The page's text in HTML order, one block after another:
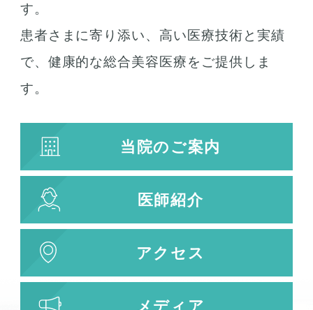
す。
患者さまに寄り添い、高い医療技術と実績
で、健康的な総合美容医療をご提供しま
す。
当院のご案内
医師紹介
アクセス
メディア